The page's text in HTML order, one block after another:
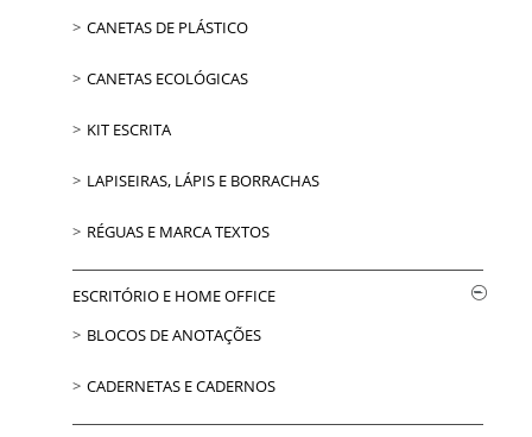
CANETAS DE PLÁSTICO
CANETAS ECOLÓGICAS
KIT ESCRITA
LAPISEIRAS, LÁPIS E BORRACHAS
RÉGUAS E MARCA TEXTOS
ESCRITÓRIO E HOME OFFICE
BLOCOS DE ANOTAÇÕES
CADERNETAS E CADERNOS